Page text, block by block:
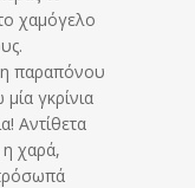
χαμόγελο
παραπόνου
γκρίνια
Αντίθετα
χαρά,